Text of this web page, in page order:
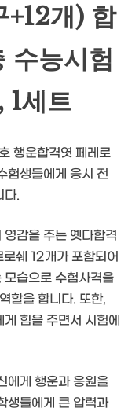
+12개) 합
수능시험
1세트
행운합격엿 페레로
험생들에게 응시 전
다.
감을 주는 옛다합격
쉐 12개가 포함되어
습으로 수험사격을
할을 합니다. 또한,
힘을 주면서 시험에
에게 행운과 응원을
생들에게 큰 압력과